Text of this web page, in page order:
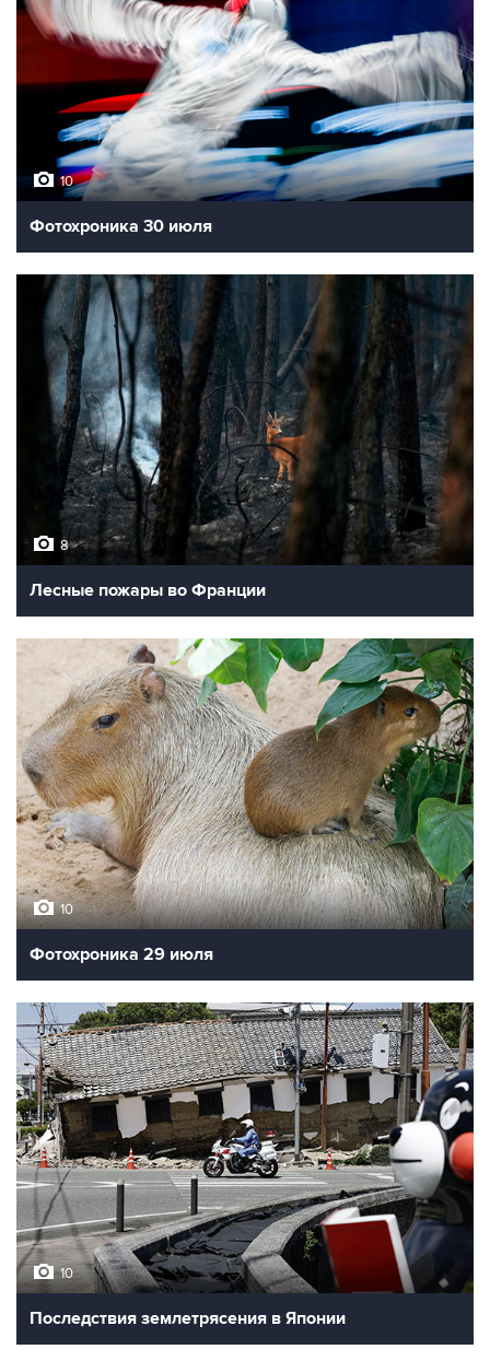
10
Фотохроника 30 июля
8
Лесные пожары во Франции
10
Фотохроника 29 июля
10
Последствия землетрясения в Японии